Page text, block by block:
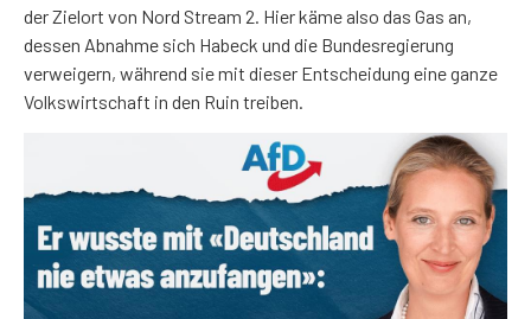
der Zielort von Nord Stream 2. Hier käme also das Gas an,
dessen Abnahme sich Habeck und die Bundesregierung
verweigern, während sie mit dieser Entscheidung eine ganze
Volkswirtschaft in den Ruin treiben.